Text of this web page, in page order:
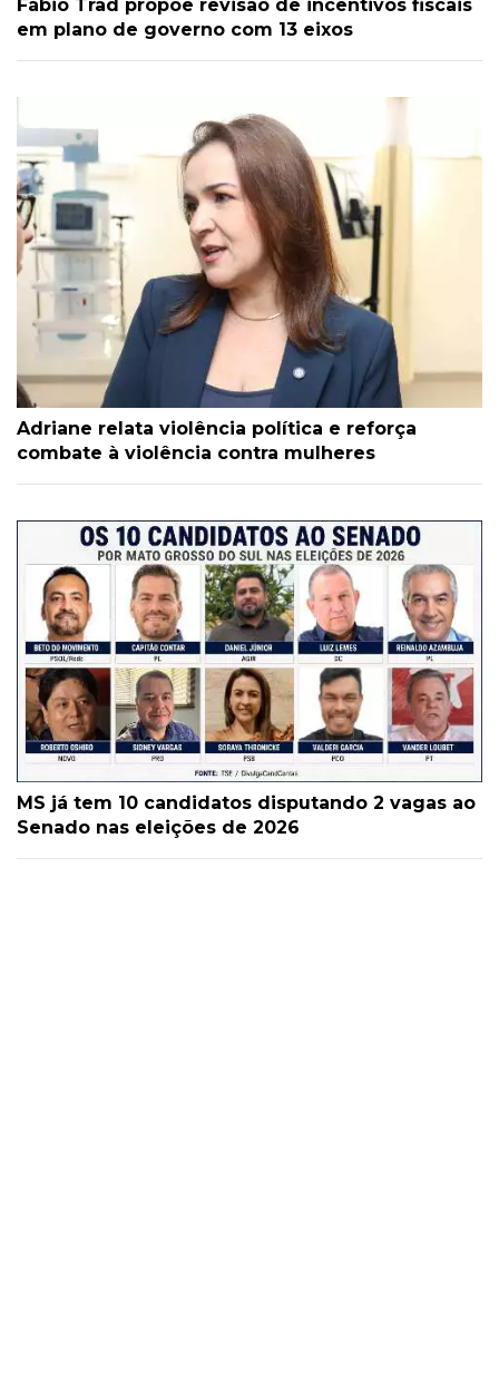
Fábio Trad propõe revisão de incentivos fiscais
em plano de governo com 13 eixos
Adriane relata violência política e reforça
combate à violência contra mulheres
MS já tem 10 candidatos disputando 2 vagas ao
Senado nas eleições de 2026